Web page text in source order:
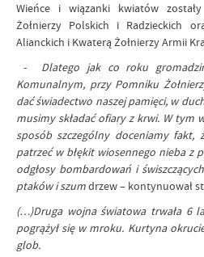
Wieńce i wiązanki kwiatów
Żołnierzy Polskich i Radzieckich
Alianckich i Kwaterą Żołnierzy Armii
- Dlatego jak co roku
Komunalnym, przy Pomniku
dać świadectwo naszej pamięci, w
musimy składać ofiary z krwi. W tym
sposób szczególny doceniamy fakt,
patrzeć w błękit wiosennego nieba z
odgłosy bombardowań i
ptaków i szumdrzew – kontynuował
(…)Druga wojna światowa trwała 6
pogrążył się w mroku. Kurtyna
glob.